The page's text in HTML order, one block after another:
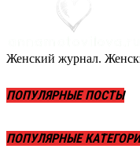
Женский журнал.
ПОПУЛЯРНЫЕ ПОСТЫ
ПОПУЛЯРНЫЕ